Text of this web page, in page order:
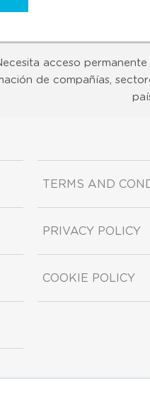
acceso permanente
de compañías,
TERMS AND
PRIVACY POLICY
COOKIE POLICY